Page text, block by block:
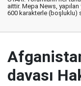
aittir. Mepa News,
600 karakterle (boşluklu)
davası